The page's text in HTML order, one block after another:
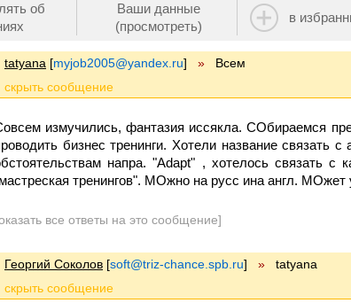
об
Ваши данные
(просмотреть)
в
tatyana [myjob2005@yandex.ru] » Всем
измучились, фантазия иссякла. СОбираемся
бизнес тренинги. Хотели название связать
напра. "Adapt" , хотелось связать с
тренингов". МОжно на русс ина англ. МОжет
все ответы на это сообщение]
Георгий Соколов [soft@triz-chance.spb.ru] » tatyana